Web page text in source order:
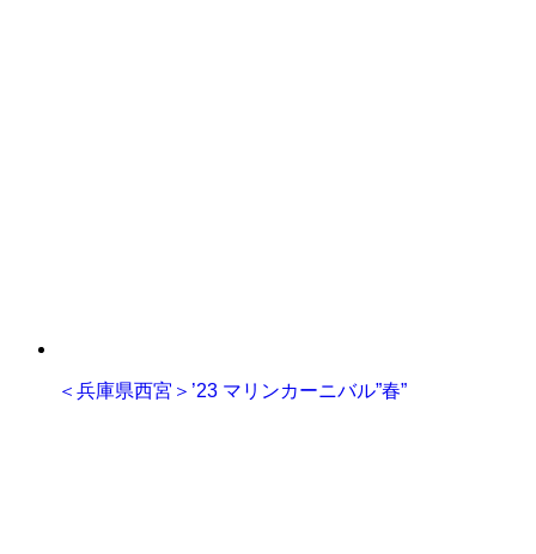
＜兵庫県西宮＞’23 マリンカーニバル”春”